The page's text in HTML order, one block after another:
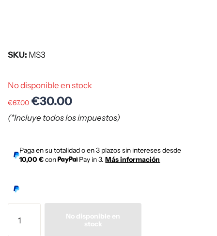
SKU: MS3
No disponible en stock
€67.00 €30.00
(*Incluye todos los impuestos)
Paga en su totalidad o en 3 plazos sin intereses desde
10,00 €con Pay in 3.Más información
No disponible en
stock